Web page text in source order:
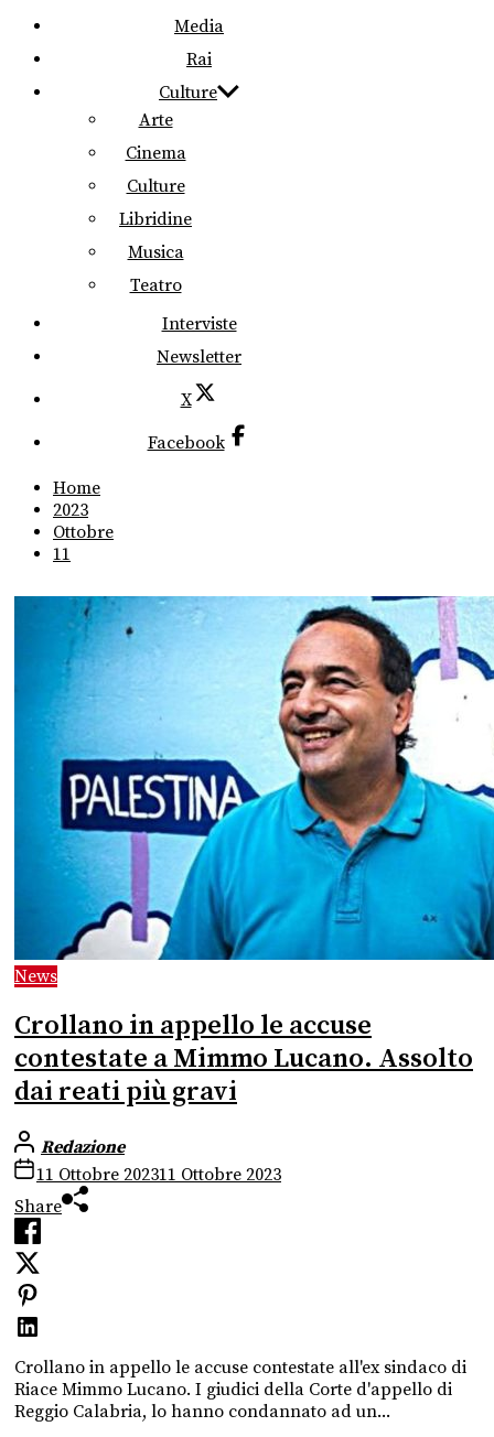
Media
Rai
Culture
Arte
Cinema
Culture
Libridine
Musica
Teatro
Interviste
Newsletter
X
Facebook
Home
2023
Ottobre
11
News
Crollano in appello le accuse
contestate a Mimmo Lucano. Assolto
dai reati più gravi
Redazione
11 Ottobre 202311 Ottobre 2023
Share
Crollano in appello le accuse contestate all'ex sindaco di
Riace Mimmo Lucano. I giudici della Corte d'appello di
Reggio Calabria, lo hanno condannato ad un...